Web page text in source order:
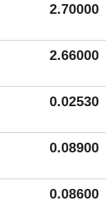
2.70000
2.66000
0.02530
0.08900
0.08600